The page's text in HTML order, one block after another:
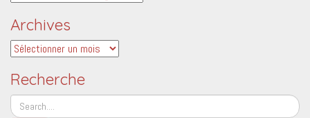
Archives
Archives
Recherche